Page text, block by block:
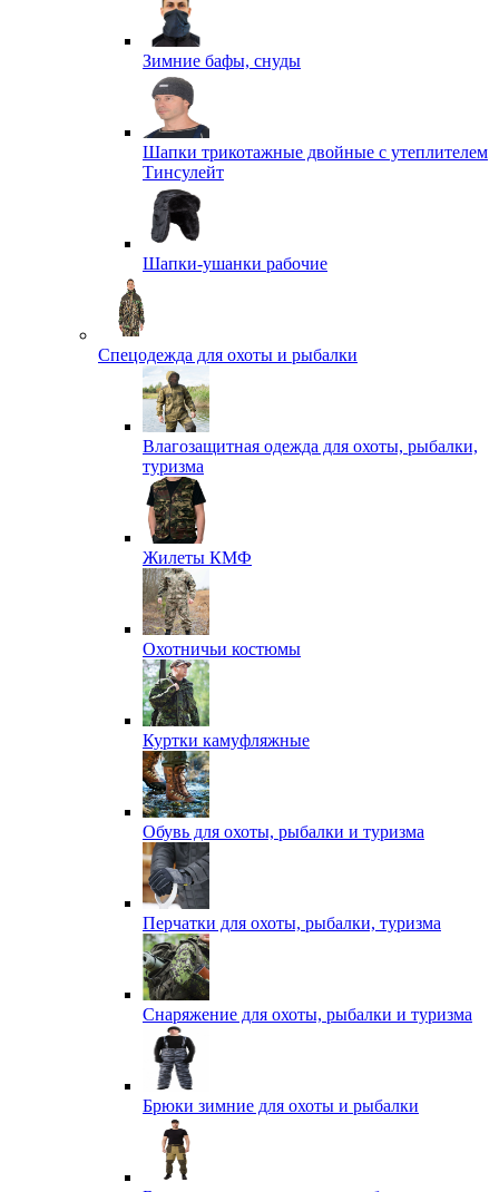
Зимние бафы, снуды
Шапки трикотажные двойные с утеплителем
Тинсулейт
Шапки-ушанки рабочие
Спецодежда для охоты и рыбалки
Влагозащитная одежда для охоты, рыбалки,
туризма
Жилеты КМФ
Охотничьи костюмы
Куртки камуфляжные
Обувь для охоты, рыбалки и туризма
Перчатки для охоты, рыбалки, туризма
Снаряжение для охоты, рыбалки и туризма
Брюки зимние для охоты и рыбалки